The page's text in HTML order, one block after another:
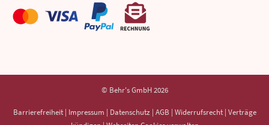
© Behr's GmbH 2026
Barrierefreiheit | Impressum | Datenschutz | AGB | Widerrufsrecht | Verträge